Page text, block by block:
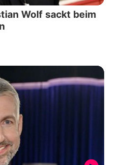
Wolf sackt beim